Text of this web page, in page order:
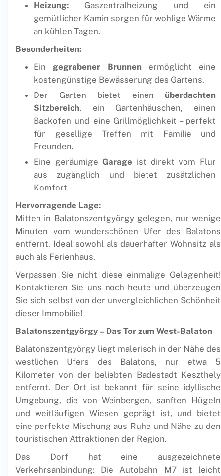
Heizung: Gaszentralheizung und ein
gemütlicher Kamin sorgen für wohlige Wärme
an kühlen Tagen.
Besonderheiten:
Ein gegrabener Brunnen ermöglicht eine
kostengünstige Bewässerung des Gartens.
Der Garten bietet einen überdachten
Sitzbereich, ein Gartenhäuschen, einen
Backofen und eine Grillmöglichkeit – perfekt
für gesellige Treffen mit Familie und
Freunden.
Eine geräumige Garage ist direkt vom Flur
aus zugänglich und bietet zusätzlichen
Komfort.
Hervorragende Lage:
Mitten in Balatonszentgyörgy gelegen, nur wenige
Minuten vom wunderschönen Ufer des Balatons
entfernt. Ideal sowohl als dauerhafter Wohnsitz als
auch als Ferienhaus.
Verpassen Sie nicht diese einmalige Gelegenheit!
Kontaktieren Sie uns noch heute und überzeugen
Sie sich selbst von der unvergleichlichen Schönheit
dieser Immobilie!
Balatonszentgyörgy – Das Tor zum West-Balaton
Balatonszentgyörgy liegt malerisch in der Nähe des
westlichen Ufers des Balatons, nur etwa 5
Kilometer von der beliebten Badestadt Keszthely
entfernt. Der Ort ist bekannt für seine idyllische
Umgebung, die von Weinbergen, sanften Hügeln
und weitläufigen Wiesen geprägt ist, und bietet
eine perfekte Mischung aus Ruhe und Nähe zu den
touristischen Attraktionen der Region.
Das Dorf hat eine ausgezeichnete
Verkehrsanbindung: Die Autobahn M7 ist leicht